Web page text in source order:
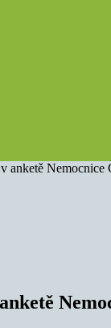
anketě Nemocnice